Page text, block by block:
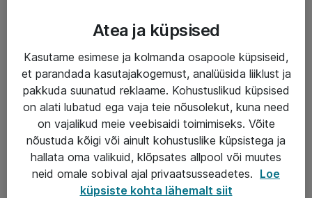
Haldusteenused
Garantii
Turva- ja nõrkvoolulahendused
AS ATEA
+372 659 3591
Atea ja küpsised
Kasutame esimese ja kolmanda osapoole küpsiseid,
et parandada kasutajakogemust, analüüsida liiklust ja
pakkuda suunatud reklaame. Kohustuslikud küpsised
on alati lubatud ega vaja teie nõusolekut, kuna need
on vajalikud meie veebisaidi toimimiseks. Võite
nõustuda kõigi või ainult kohustuslike küpsistega ja
hallata oma valikuid, klõpsates allpool või muutes
neid omale sobival ajal privaatsusseadetes. Loe
küpsiste kohta lähemalt siit